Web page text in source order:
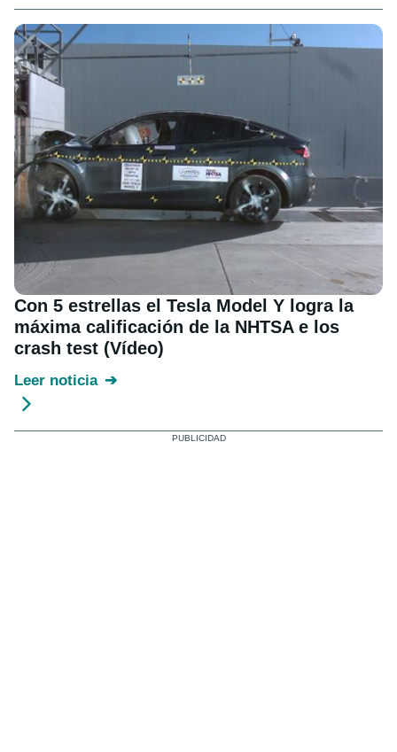
Con 5 estrellas el Tesla Model Y logra la
máxima calificación de la NHTSA e los
crash test (Vídeo)
Leer noticia